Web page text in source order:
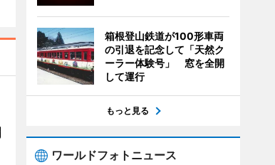
箱根登山鉄道が100形車両
の引退を記念して「天然ク
ーラー体験号」 窓を全開
して運行
もっと見る
ワールドフォトニュース